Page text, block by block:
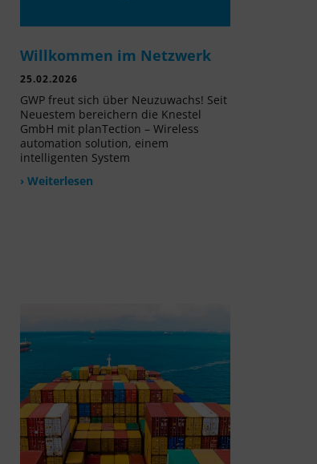
Willkommen im Netzwerk
25.02.2026
GWP freut sich über Neuzuwachs! Seit
Neuestem bereichern die Knestel
GmbH mit planTection – Wireless
automation solution, einem
intelligenten System
› Weiterlesen